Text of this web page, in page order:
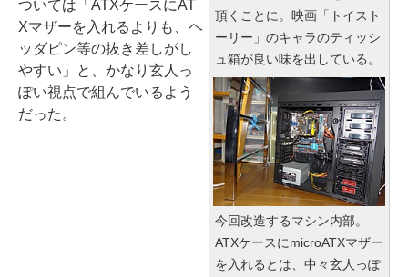
頂くことに。映画「トイスト
ーリー」のキャラのティッシ
ュ箱が良い味を出している。
今回改造するマシン内部。
ATXケースにmicroATXマザー
を入れるとは、中々玄人っぽ
ついては「ATXケースにAT
Xマザーを入れるよりも、ヘ
ッダピン等の抜き差しがし
やすい」と、かなり玄人っ
ぽい視点で組んでいるよう
だった。